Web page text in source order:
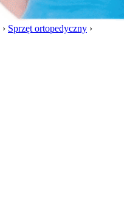
› Sprzęt ortopedyczny ›